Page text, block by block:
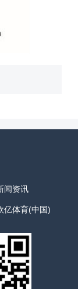
液系统
闻资讯
亿体育(中国)